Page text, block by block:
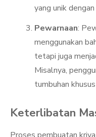
yang unik
Pewarnaan:
menggunakan
tetapi juga
Misalnya,
tumbuhan
Keterlibatan